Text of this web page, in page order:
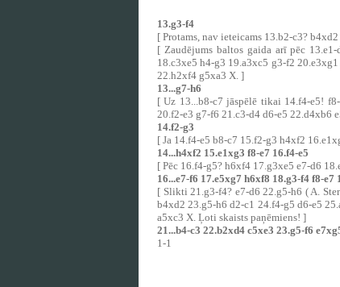
13.g3-f4
[ Protams, nav ieteicams 13.b2-c3?
[ Zaudējums baltos gaida arī pēc
18.c3xe5 h4-g3 19.a3xc5 g3-f2
22.h2xf4 g5xa3 X. ]
13...g7-h6
[ Uz 13...b8-c7 jāspēlē tikai 14.f4-e5!
20.f2-e3 g7-f6 21.c3-d4 d6-e5 22.d4xb6
14.f2-g3
[ Ja 14.f4-e5 b8-c7 15.f2-g3 h4xf2
14...h4xf2 15.e1xg3 f8-e7 16.f4-e5
[ Pēc 16.f4-g5? h6xf4 17.g3xe5 e7-d6
16...e7-f6 17.e5xg7 h6xf8 18.g3-f4 f8-
[ Slikti 21.g3-f4? e7-d6 22.g5-h6 ( A.
b4xd2 23.g5-h6 d2-c1 24.f4-g5 d6-e5
a5xc3 X. Ļoti skaists paņēmiens! ]
21...b4-c3 22.b2xd4 c5xe3 23.g5-f6
1-1